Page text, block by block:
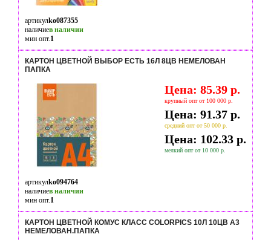
артикулko087355
наличиев наличии
мин опт.1
КАРТОН ЦВЕТНОЙ ВЫБОР ЕСТЬ 16Л 8ЦВ НЕМЕЛОВАН
ПАПКА
Цена: 85.39 р.
крупный опт от 100 000 р.
Цена: 91.37 р.
средний опт от 50 000 р.
Цена: 102.33 р.
мелкий опт от 10 000 р.
артикулko094764
наличиев наличии
мин опт.1
КАРТОН ЦВЕТНОЙ КОМУС КЛАСС COLORPICS 10Л 10ЦВ А3
НЕМЕЛОВАН.ПАПКА